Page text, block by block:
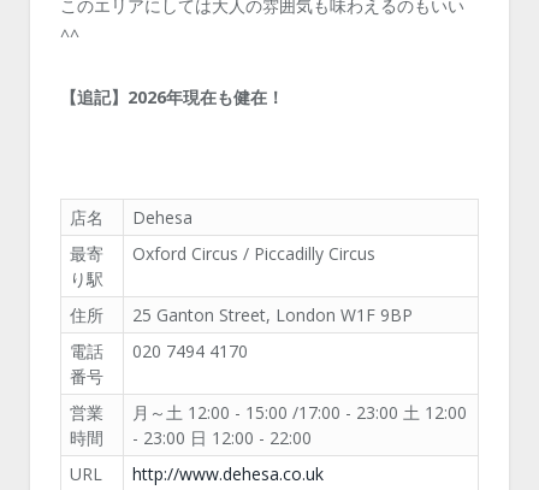
このエリアにしては大人の雰囲気も味わえるのもいい
^^
【追記】2026年現在も健在！
店名
Dehesa
最寄
り駅
Oxford Circus / Piccadilly Circus
住所
25 Ganton Street, London W1F 9BP
電話
番号
020 7494 4170
営業
時間
月～土 12:00 - 15:00 /17:00 - 23:00 土 12:00
- 23:00 日 12:00 - 22:00
URL
http://www.dehesa.co.uk